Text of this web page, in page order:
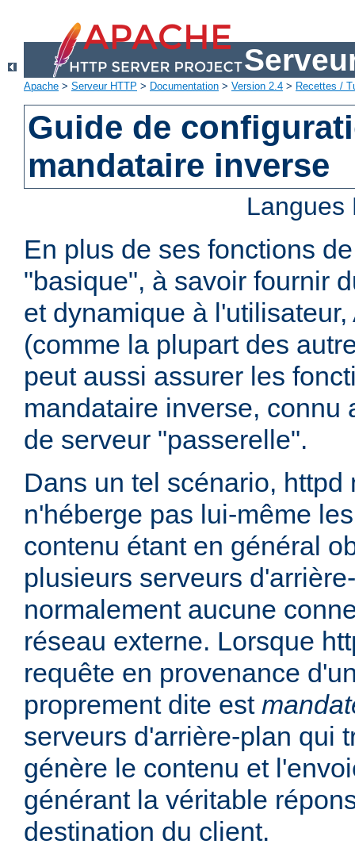
Apache > Serveur HTTP > Documentation > Version 2.4 > Recettes /
Guide de
mandataire inverse
En plus de ses fonctions
"basique", à savoir fournir
et dynamique à
(comme la plupart des
peut aussi assurer les
mandataire inverse, connu
de serveur "passerelle".
Dans un tel scénario, httpd
n'héberge pas lui-même
contenu étant en général
plusieurs serveurs
normalement aucune
réseau externe. Lorsque
requête en provenance
proprement dite est
serveurs d'arrière-plan qui
génère le contenu et
générant la véritable
destination du client.